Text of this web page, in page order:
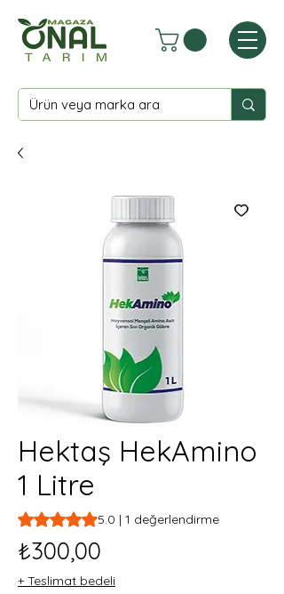
Hektaş HekAmino
1 Litre
1 değerlendirmeye göre beş yıldız
5.0 | 1 değerlendirme
₺300,00
+ Teslimat bedeli